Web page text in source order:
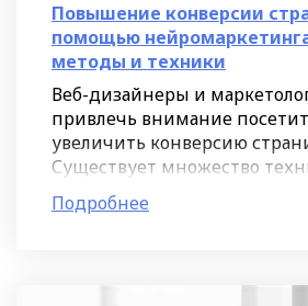
Повышение конверсии
помощью
методы и техники
Веб-дизайнеры и
привлечь внимание
увеличить конверсию
Существует множество
однако не все из них
Нейромаркетинг - это наука,
Подробнее